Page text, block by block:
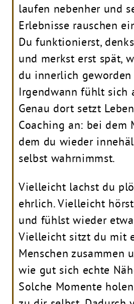
laufen nebenher und
Erlebnisse rauschen
Du funktionierst,
und merkst erst spät,
du innerlich geworden
Irgendwann fühlt sich
Genau dort setzt
Coaching an: bei dem
dem du wieder
selbst wahrnimmst.
Vielleicht lachst du
ehrlich. Vielleicht
und fühlst wieder
Vielleicht sitzt du mit
Menschen zusammen
wie gut sich echte
Solche Momente